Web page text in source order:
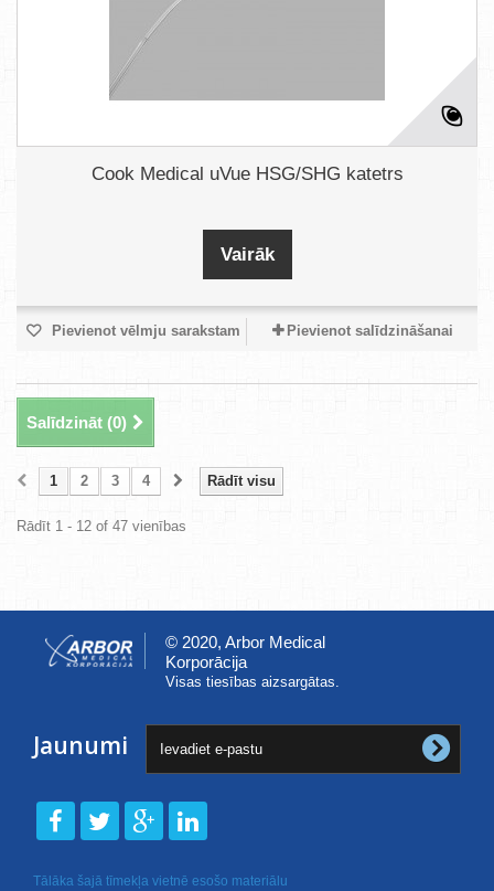
Cook Medical uVue HSG/SHG katetrs
Vairāk
Pievienot vēlmju sarakstam Pievienot salīdzināšanai
Salīdzināt (0)
Rādīt visu
1 2 3 4
Rādīt 1 - 12 of 47 vienības
© 2020, Arbor Medical
Korporācija
Visas tiesības aizsargātas.
Jaunumi
Tālāka šajā tīmekļa vietnē esošo materiālu